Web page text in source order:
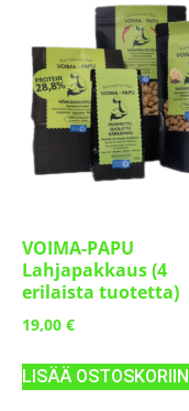
VOIMA-PAPU
Lahjapakkaus (4
erilaista tuotetta)
19,00 €
LISÄÄ OSTOSKORIIN